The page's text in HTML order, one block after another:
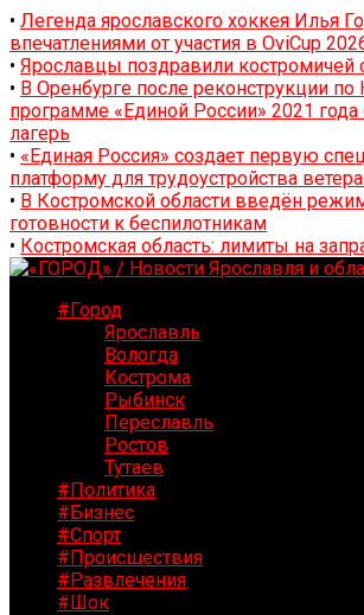
• Легенда ярославского хоккея Илья
впечатлениями от участия в OviCup
• Ярославцы поздравили костромичей
• В Оренбурге после реконструкции по
программе «Единой России» 2021
лагерь
• «Единая Россия» создает первую
платформу для трудоустройства
• В Костромской области введён
готовности к беспилотникам
• Костромская область: лимиты на
#Город
Ярославль
Вологда
Кострома
Рыбинск
Переславль
Ростов
Тутаев
#Политика
#Бизнес
#Спорт
#Происшествия
#Развлечения
#Шок